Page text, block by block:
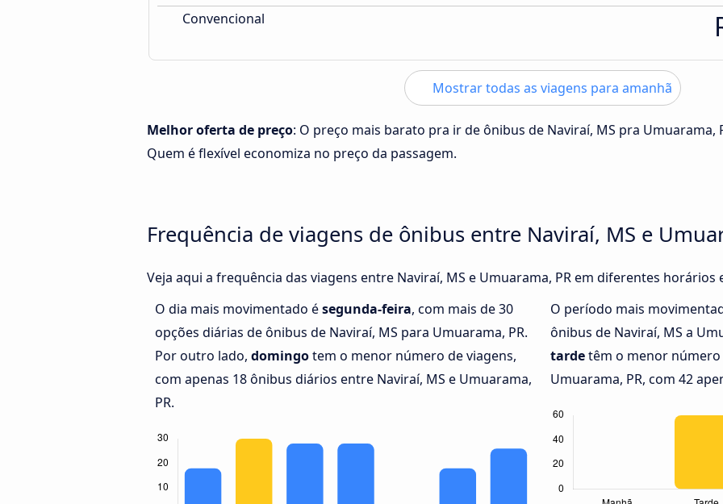
Convencional
Mostrar todas as viagens para amanhã
Melhor oferta de preço: O preço mais barato pra ir de ônibus de Naviraí, MS pra Umuarama,
Quem é flexível economiza no preço da passagem.
Frequência de viagens de ônibus entre Naviraí, MS e
Veja aqui a frequência das viagens entre Naviraí, MS e Umuarama, PR em diferentes horários
O dia mais movimentado ésegunda-feira, com mais de 30
opções diárias de ônibus de Naviraí, MS para Umuarama, PR.
Por outro lado, domingotem o menor número de viagens,
com apenas 18 ônibus diários entre Naviraí, MS e Umuarama,
PR.
O período mais
ônibus de Naviraí, MS a
tardetêm o menor número
Umuarama, PR, com 42